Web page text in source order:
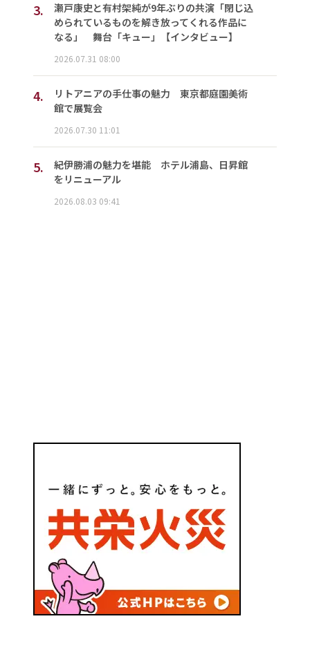
3.
瀬戸康史と有村架純が9年ぶりの共演「閉じ込
められているものを解き放ってくれる作品に
なる」 舞台「キュー」【インタビュー】
2026.07.31 08:00
4.
リトアニアの手仕事の魅力 東京都庭園美術
館で展覧会
2026.07.30 11:01
5.
紀伊勝浦の魅力を堪能 ホテル浦島、日昇館
をリニューアル
2026.08.03 09:41